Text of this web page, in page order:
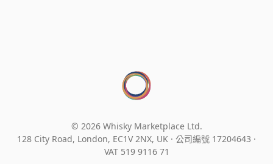
© 2026 Whisky Marketplace Ltd.
128 City Road, London, EC1V 2NX, UK · 公司編號 17204643 ·
VAT 519 9116 71